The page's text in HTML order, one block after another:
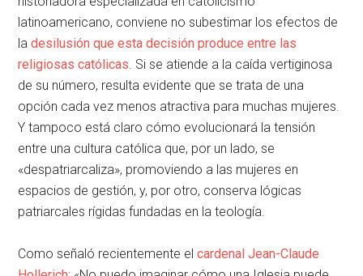
latinoamericano, conviene no subestimar los efectos de
ladesilusión que esta decisión produce entre las
religiosas católicas . Si se atiende a la caída vertiginosa
de su número, resulta evidente que se trata de una
opción cada vez menos atractiva para muchas mujeres.
Y tampoco está claro cómo evolucionará la tensión
entre una cultura católica que, por un lado, se
«despatriarcaliza», promoviendo a las mujeres en
espacios de gestión, y, por otro, conserva lógicas
patriarcales rígidas fundadas en la teología.
Como señaló recientemente elcardenal Jean-Claude